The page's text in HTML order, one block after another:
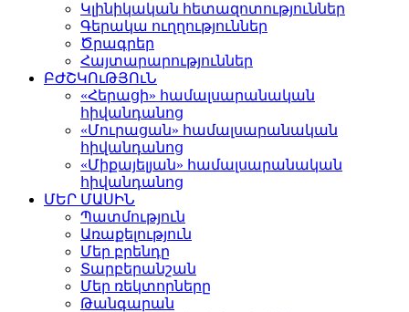
Կլինիկական հետազոտություններ
Գերակա ուղղություններ
Ծրագրեր
Հայտարարություններ
ԲԺՇԿՈւԹՅՈւՆ
«Հերացի» համալսարանական
հիվանդանոց
«Մուրացան» համալսարանական
հիվանդանոց
«Միքայելյան» համալսարանական
հիվանդանոց
ՄԵՐ ՄԱՍԻՆ
Պատմություն
Առաքելություն
Մեր բրենդը
Տարբերանշան
Մեր ռեկտորները
Թանգարան